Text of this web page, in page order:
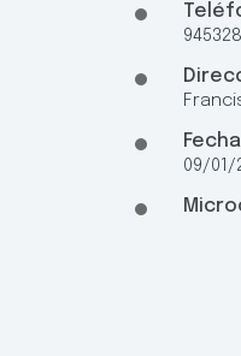
09/01/